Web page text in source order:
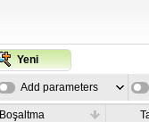
Yeni
Add parameters
Boşaltma